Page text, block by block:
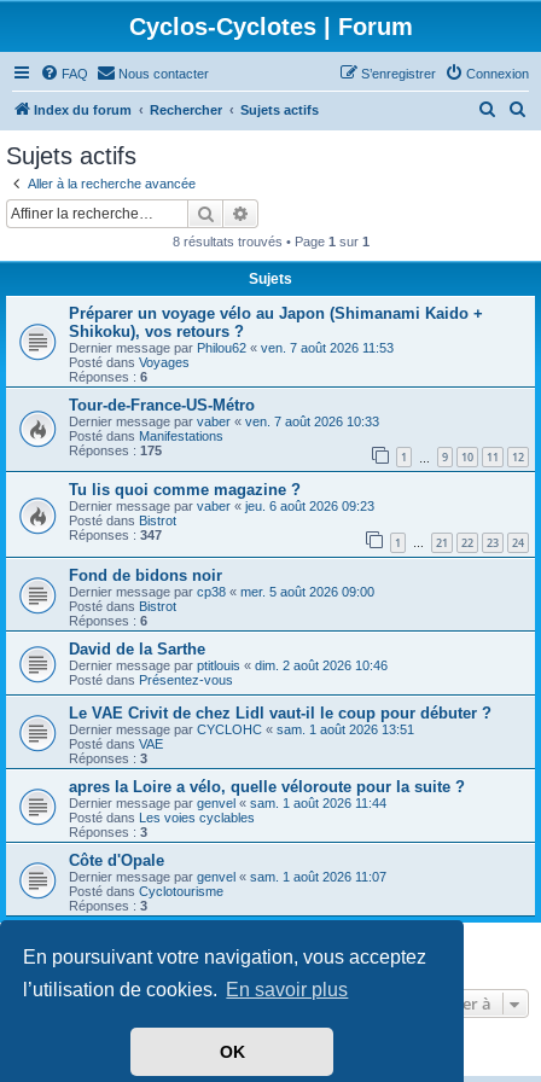
En poursuivant votre navigation, vous acceptez
l’utilisation de cookies. En savoir plus
OK
Cyclos-Cyclotes | Forum
FAQ Nous contacter Connexion
S’enregistrer
Index du forum Rechercher Sujets actifs
Sujets actifs
Aller à la recherche avancée
Rechercher
8 résultats trouvés • Page 1 sur 1
Sujets
Préparer un voyage vélo au Japon (Shimanami Kaido +
Shikoku), vos retours ?
Dernier message par Philou62 « ven. 7 août 2026 11:53
Posté dans Voyages
Réponses : 6
Tour-de-France-US-Métro
Dernier message par vaber « ven. 7 août 2026 10:33
Posté dans Manifestations
Réponses : 175 1 9 10 11 12
Tu lis quoi comme magazine ?
Dernier message par vaber « jeu. 6 août 2026 09:23
Posté dans Bistrot
Réponses : 347 1 … 21 22 23 24
Fond de bidons noir
Dernier message par cp38 « mer. 5 août 2026 09:00
Posté dans Bistrot
Réponses : 6
David de la Sarthe
Dernier message par ptitlouis « dim. 2 août 2026 10:46
Posté dans Présentez-vous
Le VAE Crivit de chez Lidl vaut-il le coup pour débuter ?
Dernier message par CYCLOHC « sam. 1 août 2026 13:51
Posté dans VAE
Réponses : 3
apres la Loire a vélo, quelle véloroute pour la suite ?
Dernier message par genvel « sam. 1 août 2026 11:44
Posté dans Les voies cyclables
Réponses : 3
Côte d'Opale
Dernier message par genvel « sam. 1 août 2026 11:07
Posté dans Cyclotourisme
Réponses : 3
8 résultats trouvés • Page1sur1
Aller à
phpBB ® Forum Software © phpBB Limited
phpBB-fr.com